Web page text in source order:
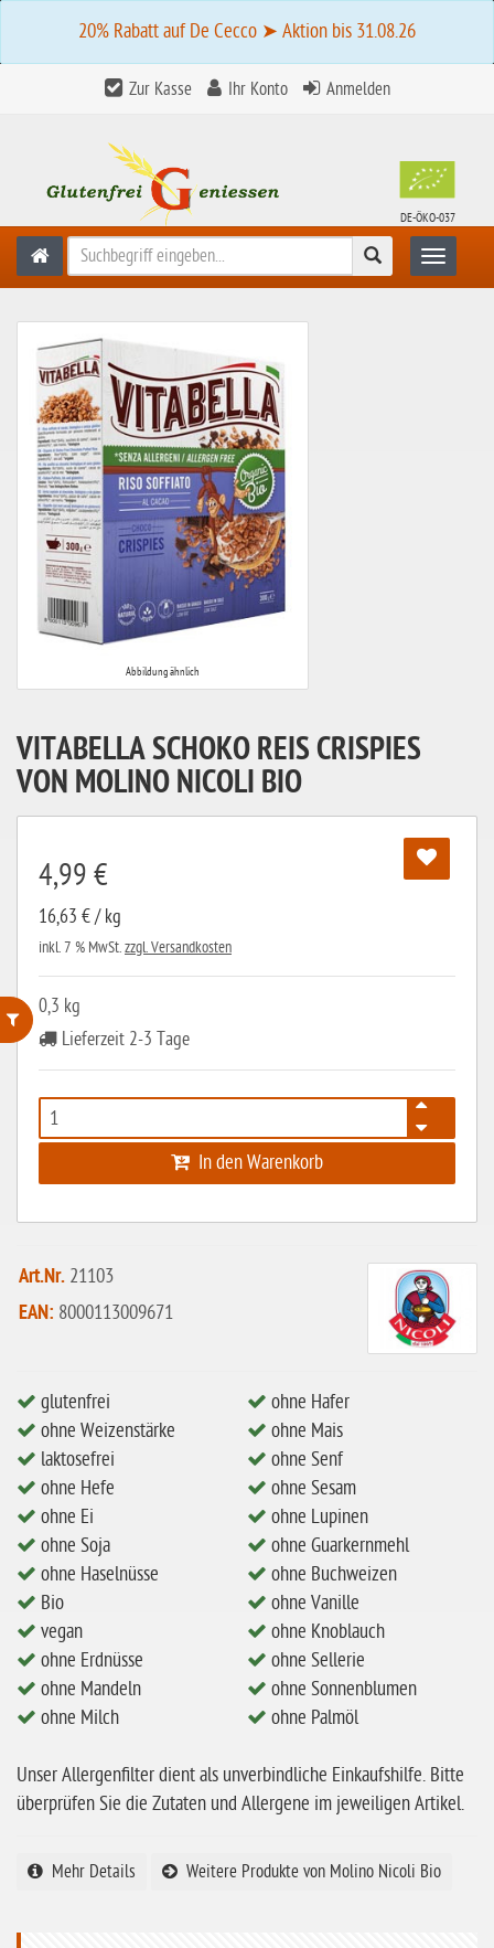
ohne Weizenstärke
laktosefrei
ohne Hefe
ohne Ei
ohne Soja
ohne Haselnüsse
Bio
eiweißarm / PKU
ohne Mandeln
ohne Milch
ohne Hafer
ohne Zuckerzusatz
ohne Reis
ohne Mais
ohne Senf
ohne Lupinen
ohne Buchweizen
20% Rabatt auf De Cecco ➤ Aktion bis 31.08.26
Zur Kasse Ihr Konto Anmelden
DE-ÖKO-037
Suchen Toggle
Abbildung ähnlich
VITABELLA SCHOKO REIS CRISPIES
VON MOLINO NICOLI BIO
4,99 €
16,63 € / kg
inkl. 7 % MwSt.zzgl. Versandkosten
0,3 kg
Lieferzeit 2-3 Tage
In den Warenkorb
Art.Nr. 21103
EAN: 8000113009671
glutenfrei
ohne Weizenstärke
laktosefrei
ohne Hefe
ohne Ei
ohne Soja
ohne Haselnüsse
Bio
vegan
ohne Erdnüsse
ohne Mandeln
ohne Milch
ohne Hafer
ohne Mais
ohne Senf
ohne Sesam
ohne Lupinen
ohne Guarkernmehl
ohne Buchweizen
ohne Vanille
ohne Knoblauch
ohne Sellerie
ohne Sonnenblumen
ohne Palmöl
Unser Allergenfilter dient als unverbindliche Einkaufshilfe. Bitte
überprüfen Sie die Zutaten und Allergene im jeweiligen Artikel.
Mehr Details Weitere Produkte von Molino Nicoli Bio